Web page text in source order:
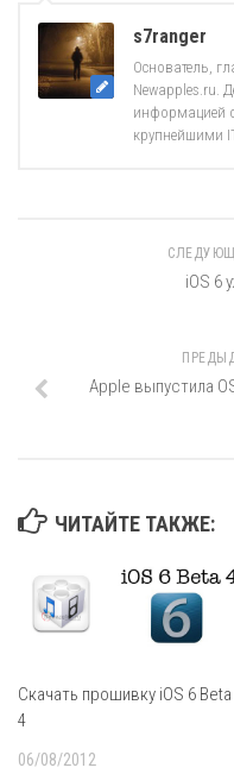
s7ranger
Основатель,
Newapples.ru.
информацией
крупнейшими
iOS 6
Apple выпустила
ЧИТАЙТЕ ТАКЖЕ:
Скачать прошивку iOS 6 Beta
4
06/08/2012